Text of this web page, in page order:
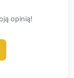
opinią!